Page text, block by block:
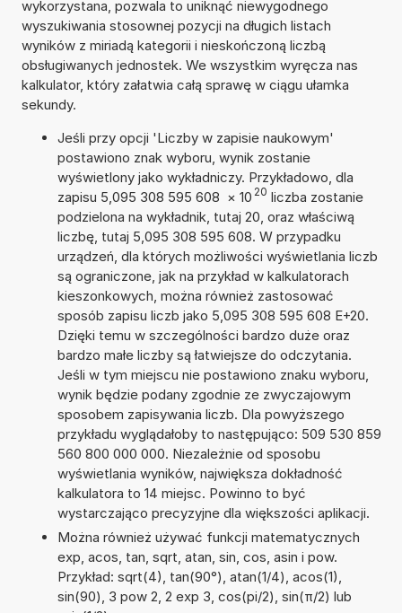
wykorzystana, pozwala to uniknąć niewygodnego
wyszukiwania stosownej pozycji na długich listach
wyników z miriadą kategorii i nieskończoną liczbą
obsługiwanych jednostek. We wszystkim wyręcza nas
kalkulator, który załatwia całą sprawę w ciągu ułamka
sekundy.
Jeśli przy opcji 'Liczby w zapisie naukowym'
postawiono znak wyboru, wynik zostanie
wyświetlony jako wykładniczy. Przykładowo, dla
zapisu 5,095 308 595 608 × 10 20 liczba zostanie
podzielona na wykładnik, tutaj 20, oraz właściwą
liczbę, tutaj 5,095 308 595 608. W przypadku
urządzeń, dla których możliwości wyświetlania liczb
są ograniczone, jak na przykład w kalkulatorach
kieszonkowych, można również zastosować
sposób zapisu liczb jako 5,095 308 595 608 E+20.
Dzięki temu w szczególności bardzo duże oraz
bardzo małe liczby są łatwiejsze do odczytania.
Jeśli w tym miejscu nie postawiono znaku wyboru,
wynik będzie podany zgodnie ze zwyczajowym
sposobem zapisywania liczb. Dla powyższego
przykładu wyglądałoby to następująco: 509 530 859
560 800 000 000. Niezależnie od sposobu
wyświetlania wyników, największa dokładność
kalkulatora to 14 miejsc. Powinno to być
wystarczająco precyzyjne dla większości aplikacji.
Można również używać funkcji matematycznych
exp, acos, tan, sqrt, atan, sin, cos, asin i pow.
Przykład: sqrt(4), tan(90°), atan(1/4), acos(1),
sin(90), 3 pow 2, 2 exp 3, cos(pi/2), sin(π/2) lub